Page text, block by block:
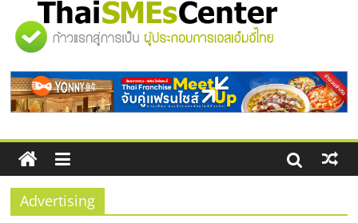
สัมมนาออนไลน์ โอกาสบริหารสถานี
บริการน้ำมัน Shell
สัมมนาลงทุน แฟรนไชส์ยอนนี่
ไชส์ ครั้งที่ 8
ร้านเครื่องเสียงคุณภาพสูง พร้อม
โซลูชันระบบภาพและเสียง
"ศูนย์
รวม
ข้อมูล
ธุรกิจ
Advertising